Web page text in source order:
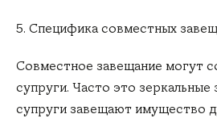
5. Специфика совместных
Совместное завещание могут
супруги. Часто это зеркальные
супруги завещают имущество